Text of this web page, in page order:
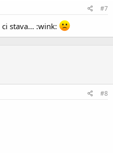
#7
stava... :wink:
#8